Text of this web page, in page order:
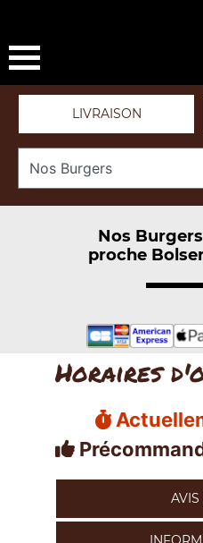
LIVRAISON
Nos
proche
Horaires